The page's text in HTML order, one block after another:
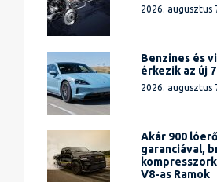
2026. augusztus
Benzines és
érkezik az új
2026. augusztus
Akár 900
garanciával,
V8-as Ramok